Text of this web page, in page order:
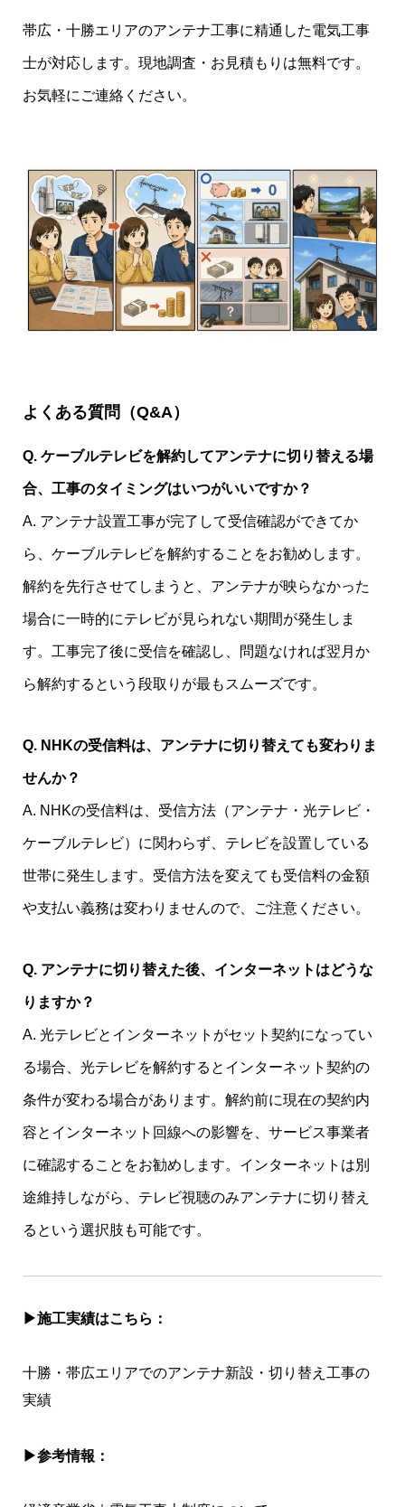
帯広・十勝エリアのアンテナ工事に精通した電気工事
士が対応します。現地調査・お見積もりは無料です。
お気軽にご連絡ください。
よくある質問（Q&A）
Q. ケーブルテレビを解約してアンテナに切り替える場
合、工事のタイミングはいつがいいですか？
A. アンテナ設置工事が完了して受信確認ができてか
ら、ケーブルテレビを解約することをお勧めします。
解約を先行させてしまうと、アンテナが映らなかった
場合に一時的にテレビが見られない期間が発生しま
す。工事完了後に受信を確認し、問題なければ翌月か
ら解約するという段取りが最もスムーズです。
Q. NHKの受信料は、アンテナに切り替えても変わりま
せんか？
A. NHKの受信料は、受信方法（アンテナ・光テレビ・
ケーブルテレビ）に関わらず、テレビを設置している
世帯に発生します。受信方法を変えても受信料の金額
や支払い義務は変わりませんので、ご注意ください。
Q. アンテナに切り替えた後、インターネットはどうな
りますか？
A. 光テレビとインターネットがセット契約になってい
る場合、光テレビを解約するとインターネット契約の
条件が変わる場合があります。解約前に現在の契約内
容とインターネット回線への影響を、サービス事業者
に確認することをお勧めします。インターネットは別
途維持しながら、テレビ視聴のみアンテナに切り替え
るという選択肢も可能です。
▶︎施工実績はこちら：
十勝・帯広エリアでのアンテナ新設・切り替え工事の
実績
▶︎参考情報：